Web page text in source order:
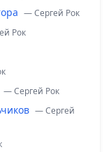
— Сергей Рок
Рок
— Сергей Рок
— Сергей